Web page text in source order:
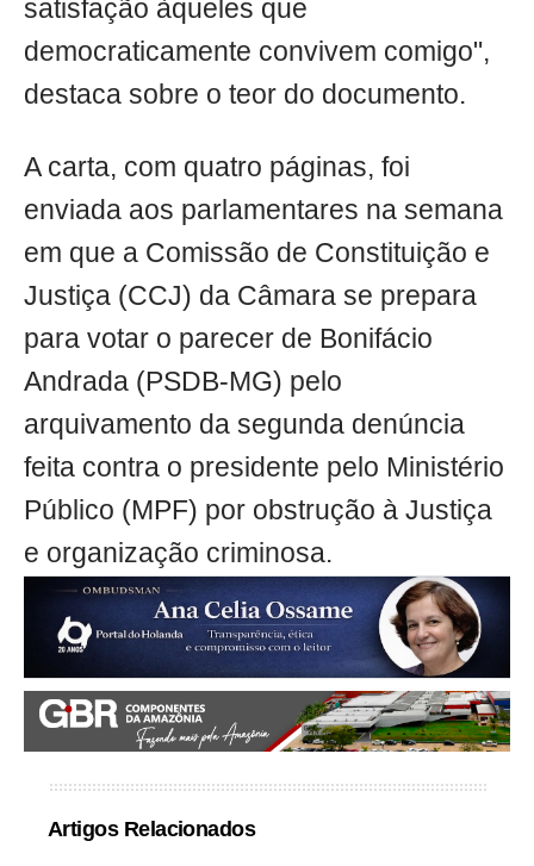
satisfação àqueles que
democraticamente convivem comigo",
destaca sobre o teor do documento.
A carta, com quatro páginas, foi
enviada aos parlamentares na semana
em que a Comissão de Constituição e
Justiça (CCJ) da Câmara se prepara
para votar o parecer de Bonifácio
Andrada (PSDB-MG) pelo
arquivamento da segunda denúncia
feita contra o presidente pelo Ministério
Público (MPF) por obstrução à Justiça
e organização criminosa.
Artigos Relacionados